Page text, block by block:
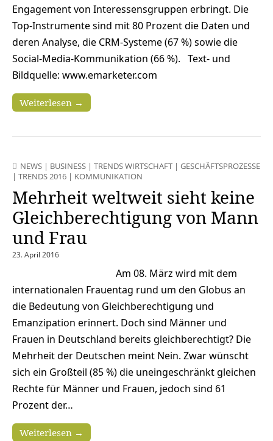
Engagement von Interessensgruppen erbringt. Die
Top-Instrumente sind mit 80 Prozent die Daten und
deren Analyse, die CRM-Systeme (67 %) sowie die
Social-Media-Kommunikation (66 %). Text- und
Bildquelle: www.emarketer.com
Weiterlesen →
NEWS | BUSINESS | TRENDS WIRTSCHAFT | GESCHÄFTSPROZESSE
| TRENDS 2016 | KOMMUNIKATION
Mehrheit weltweit sieht keine
Gleichberechtigung von Mann
und Frau
23. April 2016
Am 08. März wird mit dem
internationalen Frauentag rund um den Globus an
die Bedeutung von Gleichberechtigung und
Emanzipation erinnert. Doch sind Männer und
Frauen in Deutschland bereits gleichberechtigt? Die
Mehrheit der Deutschen meint Nein. Zwar wünscht
sich ein Großteil (85 %) die uneingeschränkt gleichen
Rechte für Männer und Frauen, jedoch sind 61
Prozent der…
Weiterlesen →